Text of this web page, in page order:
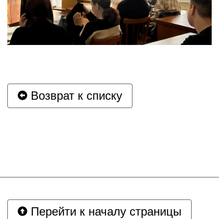
Возврат к списку
Перейти к началу страницы